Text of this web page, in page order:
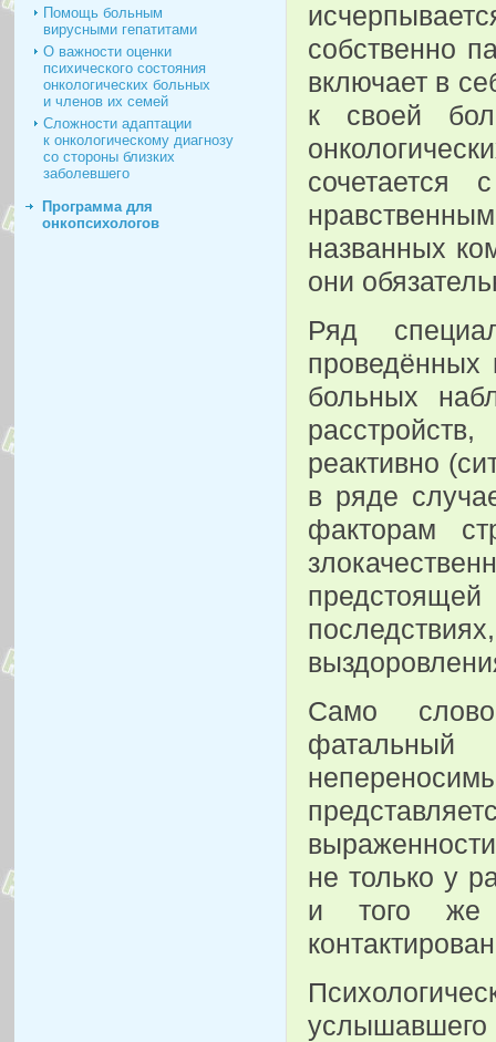
Помощь больным
вирусными гепатитами
О важности оценки
психического состояния
онкологических больных
и членов их семей
Сложности адаптации
к онкологическому диагнозу
со стороны близких
заболевшего
Программа для
онкопсихологов
собственно
включает в
к своей
сочетается
названных
они
Ряд
проведённых
больных
реактивно
в ряде
факторам
Само
фатальный
не только у
и того же
услышавшего